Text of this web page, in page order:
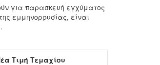
για παρασκευή εγχύματος
εμμηνορρυσίας, είναι
Τιμή Τεμαχίου